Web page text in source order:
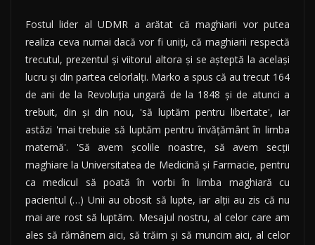
Fostul lider al UDMR a arătat că maghiarii vor putea
realiza ceva numai dacă vor fi uniţi, că maghiarii respectă
trecutul, prezentul şi viitorul altora şi se aşteptă la acelaşi
lucru şi din partea celorlalţi. Marko a spus că au trecut 164
de ani de la Revoluţia ungară de la 1848 şi de atunci a
trebuit, din şi din nou, 'să luptăm pentru libertate', iar
astăzi 'mai trebuie să luptăm pentru învăţământ în limba
maternă'. 'Să avem şcolile noastre, să avem secţii
maghiare la Universitatea de Medicină şi Farmacie, pentru
ca medicul să poată în vorbi în limba maghiară cu
pacientul (…) Unii au obosit să lupte, iar alţii au zis că nu
mai are rost să luptăm. Mesajul nostru, al celor care am
ales să rămânem aici, să trăim şi să muncim aici, al celor